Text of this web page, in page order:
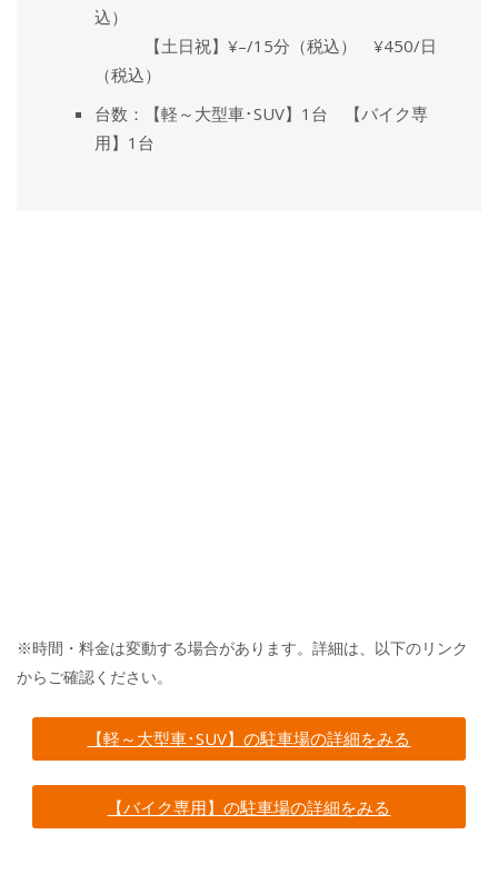
込）
【土日祝】¥–/15分（税込） ¥450/日
（税込）
台数：【軽～大型車･SUV】1台 【バイク専
用】1台
※時間・料金は変動する場合があります。詳細は、以下のリンク
からご確認ください。
【軽～大型車･SUV】の駐車場の詳細をみる
【バイク専用】の駐車場の詳細をみる